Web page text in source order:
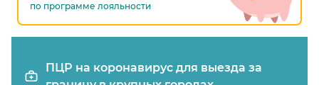
по программе лояльности
ПЦР на коронавирус для выезда за